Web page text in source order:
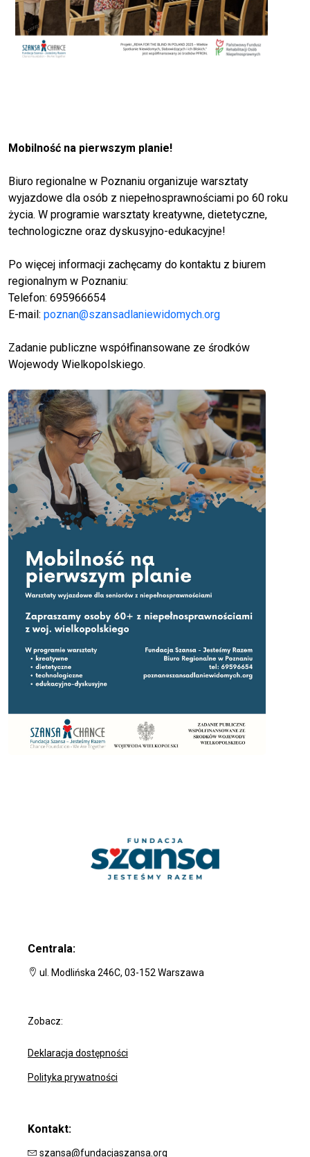
Mobilność na pierwszym planie!
Biuro regionalne w Poznaniu organizuje warsztaty
wyjazdowe dla osób z niepełnosprawnościami po 60 roku
życia. W programie warsztaty kreatywne, dietetyczne,
technologiczne oraz dyskusyjno-edukacyjne!
Po więcej informacji zachęcamy do kontaktu z biurem
regionalnym w Poznaniu:
Telefon: 695966654
E-mail: poznan@szansadlaniewidomych.org
Zadanie publiczne współfinansowane ze środków
Wojewody Wielkopolskiego.
Centrala:
ul. Modlińska 246C, 03-152 Warszawa
Zobacz:
Deklaracja dostępności
Polityka prywatności
Kontakt:
szansa@fundacjaszansa.org